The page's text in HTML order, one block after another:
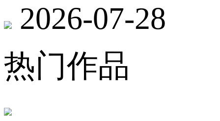
2026-07-28
热门作品